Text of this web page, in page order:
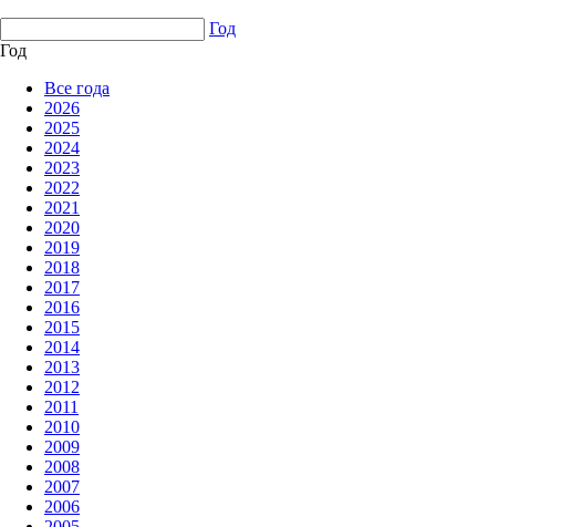
Год
Год
Все года
2026
2025
2024
2023
2022
2021
2020
2019
2018
2017
2016
2015
2014
2013
2012
2011
2010
2009
2008
2007
2006